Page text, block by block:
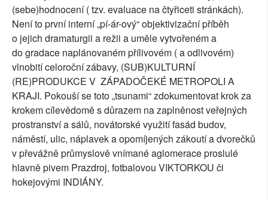
(sebe)hodnocení ( tzv. evaluace na čtyřiceti stránkách).
Není to první interní „pí-ár-ový“ objektivizační příběh
o jejich dramaturgii a režii a uměle vytvořeném a
do gradace naplánovaném přílivovém ( a odlivovém)
vlnobití celoroční zábavy, (SUB)KULTURNÍ
(RE)PRODUKCE V ZÁPADOČEKÉ METROPOLI A
KRAJI. Pokouší se toto „tsunami“ zdokumentovat krok za
krokem cílevědomě s důrazem na zaplněnost veřejných
prostranství a sálů, novátorské využití fasád budov,
náměstí, ulic, náplavek a opomíjených zákoutí a dvorečků
v převážně průmyslově vnímané aglomerace proslulé
hlavně pivem Prazdroj, fotbalovou VIKTORKOU či
hokejovými INDIÁNY.